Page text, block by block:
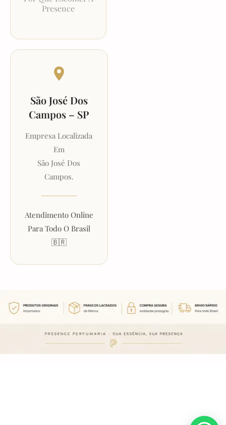
Presence
São José Dos
Campos – SP
Empresa Localizada
Em
São José Dos
Campos.
Atendimento Online
Para Todo O Brasil
🇧🇷